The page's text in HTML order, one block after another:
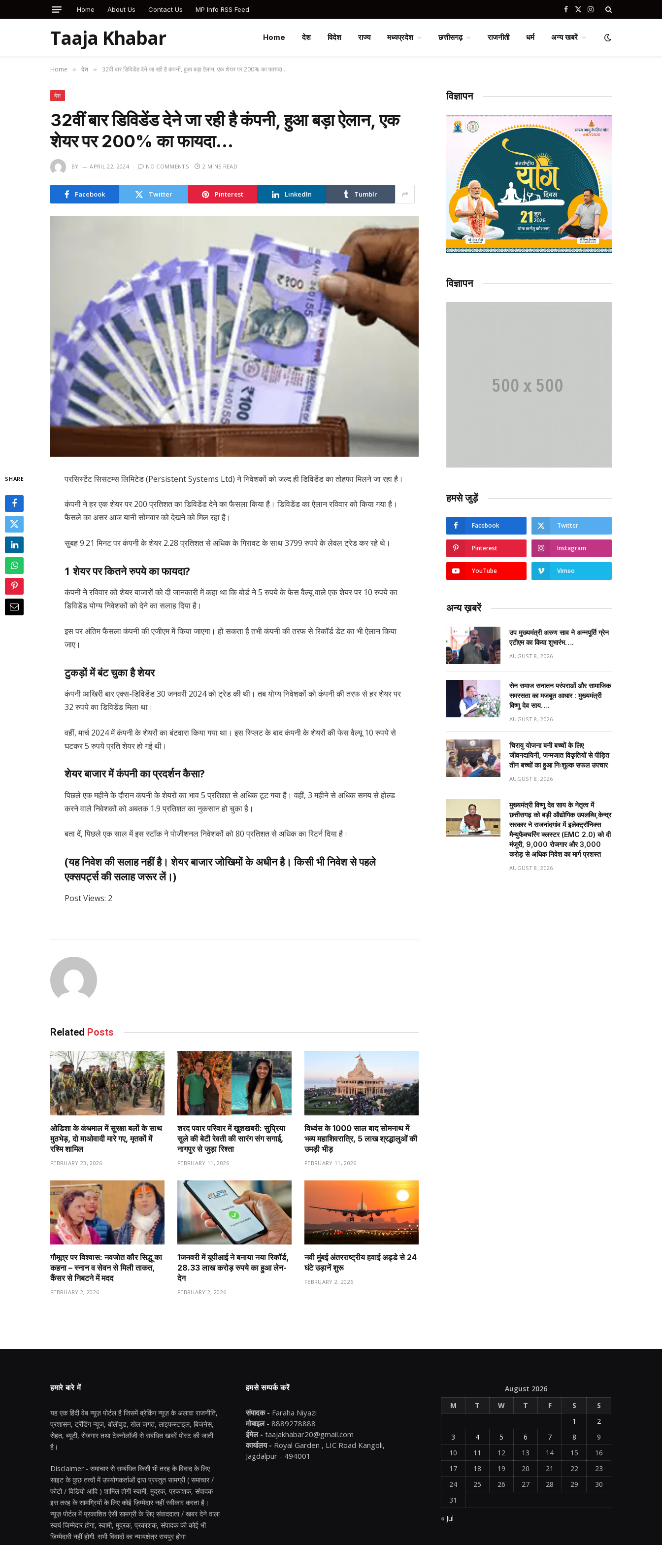
Home About Us Contact Us MP Info RSS Feed Facebook
X
Instagram
Taaja Khabar Home देश विदेश राज्य मध्यप्रदेश छत्तीसगढ़ राजनीती धर्म अन्य खबरें
Home » देश » 32वीं बार डिविडेंड देने जा रही है कंपनी, हुआ बड़ा ऐलान, एक शेयर पर 200% का फायदा…
देश
32वीं बार डिविडेंड देने जा रही है कंपनी, हुआ बड़ा ऐलान, एक
शेयर पर 200% का फायदा…
BY APRIL 22, 2024 NO COMMENTS 2 MINS READ
Facebook Twitter Pinterest LinkedIn Tumblr
SHARE परसिस्टेंट सिसटम्स लिमिटेड (Persistent Systems Ltd) ने निवेशकों को जल्द ही डिविडेंड का तोहफा मिलने जा रहा है।
कंपनी ने हर एक शेयर पर 200 प्रतिशत का डिविडेंड देने का फैसला किया है। डिविडेंड का ऐलान रविवार को किया गया है।
फैसले का असर आज यानी सोमवार को देखने को मिल रहा है।
सुबह 9.21 मिनट पर कंपनी के शेयर 2.28 प्रतिशत से अधिक के गिरावट के साथ 3799 रुपये के लेवल ट्रेड कर रहे थे।
1 शेयर पर कितने रुपये का फायदा?
कंपनी ने रविवार को शेयर बाजारों को दी जानकारी में कहा था कि बोर्ड ने 5 रुपये के फेस वैल्यू वाले एक शेयर पर 10 रुपये का
डिविडेंड योग्य निवेशकों को देने का सलाह दिया है।
इस पर अंतिम फैसला कंपनी की एजीएम में किया जाएगा। हो सकता है तभी कंपनी की तरफ से रिकॉर्ड डेट का भी ऐलान किया
जाए।
टुकड़ों में बंट चुका है शेयर
कंपनी आखिरी बार एक्स-डिविडेंड 30 जनवरी 2024 को ट्रेड की थी। तब योग्य निवेशकों को कंपनी की तरफ से हर शेयर पर
32 रुपये का डिविडेंड मिला था।
वहीं, मार्च 2024 में कंपनी के शेयरों का बंटवारा किया गया था। इस स्प्लिट के बाद कंपनी के शेयरों की फेस वैल्यू 10 रुपये से
घटकर 5 रुपये प्रति शेयर हो गई थी।
शेयर बाजार में कंपनी का प्रदर्शन कैसा?
पिछले एक महीने के दौरान कंपनी के शेयरों का भाव 5 प्रतिशत से अधिक टूट गया है। वहीं, 3 महीने से अधिक समय से होल्ड
करने वाले निवेशकों को अबतक 1.9 प्रतिशत का नुकसान हो चुका है।
बता दें, पिछले एक साल में इस स्टॉक ने पोजीशनल निवेशकों को 80 प्रतिशत से अधिक का रिटर्न दिया है।
(यह निवेश की सलाह नहीं है। शेयर बाजार जोखिमों के अधीन है। किसी भी निवेश से पहले
एक्सपर्ट्स की सलाह जरूर लें।)
Post Views: 2
Related Posts
ओडिशा के कंधमाल में सुरक्षा बलों के साथ
मुठभेड़, दो माओवादी मारे गए, मृतकों में
रश्मि शामिल
FEBRUARY 23, 2026
शरद पवार परिवार में खुशखबरी: सुप्रिया
सुले की बेटी रेवती की सारंग संग सगाई,
नागपुर से जुड़ा रिश्ता
FEBRUARY 11, 2026
विध्वंस के 1000 साल बाद सोमनाथ में
भव्य महाशिवरात्रि, 5 लाख श्रद्धालुओं की
उमड़ी भीड़
FEBRUARY 11, 2026
गौमूत्र पर विश्वास: नवजोत कौर सिद्धू का
कहना – स्नान व सेवन से मिली ताकत,
कैंसर से निबटने में मदद
FEBRUARY 2, 2026
1️जनवरी में यूपीआई ने बनाया नया रिकॉर्ड,
28.33 लाख करोड़ रुपये का हुआ लेन-
देन
FEBRUARY 2, 2026
नवी मुंबई अंतरराष्ट्रीय हवाई अड्डे से 24
घंटे उड़ानें शुरू
FEBRUARY 2, 2026
विज्ञापन
विज्ञापन
हमसे जुड़ें
Facebook Twitter
Pinterest Instagram
YouTube Vimeo
अन्य ख़बरें
उप मुख्यमंत्री अरुण साव ने अन्नपूर्ति ग्रेन
एटीएम का किया शुभारंभ….
AUGUST 8, 2026
सेन समाज सनातन परंपराओं और सामाजिक
समरसता का मजबूत आधार : मुख्यमंत्री
विष्णु देव साय….
AUGUST 8, 2026
चिरायु योजना बनी बच्चों के लिए
जीवनदायिनी, जन्मजात विकृतियों से पीड़ित
तीन बच्चों का हुआ निःशुल्क सफल उपचार
AUGUST 8, 2026
मुख्यमंत्री विष्णु देव साय के नेतृत्व में
छत्तीसगढ़ को बड़ी औद्योगिक उपलब्धि,केन्द्र
सरकार ने राजनांदगांव में इलेक्ट्रॉनिक्स
मैन्युफैक्चरिंग क्लस्टर (EMC 2.0) को दी
मंजूरी, 9,000 रोजगार और ₹3,000
करोड़ से अधिक निवेश का मार्ग प्रशस्त
AUGUST 8, 2026
हमारे बारे में
यह एक हिंदी वेब न्यूज़ पोर्टल है जिसमें ब्रेकिंग न्यूज़ के अलावा राजनीति,
प्रशासन, ट्रेंडिंग न्यूज, बॉलीवुड, खेल जगत, लाइफस्टाइल, बिजनेस,
सेहत, ब्यूटी, रोजगार तथा टेक्नोलॉजी से संबंधित खबरें पोस्ट की जाती
है।
Disclaimer - समाचार से सम्बंधित किसी भी तरह के विवाद के लिए
साइट के कुछ तत्वों में उपयोगकर्ताओं द्वारा प्रस्तुत सामग्री ( समाचार /
फोटो / विडियो आदि ) शामिल होगी स्वामी, मुद्रक, प्रकाशक, संपादक
इस तरह के सामग्रियों के लिए कोई ज़िम्मेदार नहीं स्वीकार करता है।
न्यूज़ पोर्टल में प्रकाशित ऐसी सामग्री के लिए संवाददाता / खबर देने वाला
स्वयं जिम्मेदार होगा, स्वामी, मुद्रक, प्रकाशक, संपादक की कोई भी
जिम्मेदारी नहीं होगी. सभी विवादों का न्यायक्षेत्र रायपुर होगा
हमसे सम्पर्क करें
संपादक - Faraha Niyazi
मोबाइल - 8889278888
ईमेल - taajakhabar20@gmail.com
कार्यालय - Royal Garden , LIC Road Kangoli,
Jagdalpur - 494001
August 2026
M
T W T F S
S
1
2
3
4 5 6 7 8
9
10
11 12 13 14 15
16
17
18 19 20 21 22
23
24
25 26 27 28 29
30
31
« Jul